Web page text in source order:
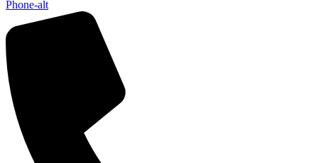
Phone-alt